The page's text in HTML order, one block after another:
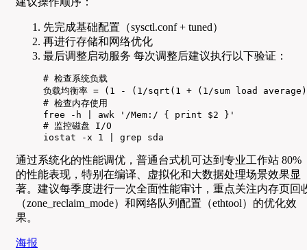
先完成基础配置（sysctl.conf + tuned）
再进行存储和网络优化
最后调整启动服务 每次调整后建议执行以下验证：
# 检查系统负载
负载均衡率 = (1 - (1/sqrt(1 + (1/sum load
# 检查内存使用
free -h | awk '/Mem:/ { print $2 }'
# 监控磁盘 I/O
iostat -x 1 | grep sda
通过系统化的性能调优，普通台式机可达到专业工作站 80%
的性能表现，特别在编译、虚拟化和大数据处理场景效果显
著。建议每季度进行一次全面性能审计，重点关注内存页回
（zone_reclaim_mode）和网络队列配置（ethtool）的优化效
果。
海报